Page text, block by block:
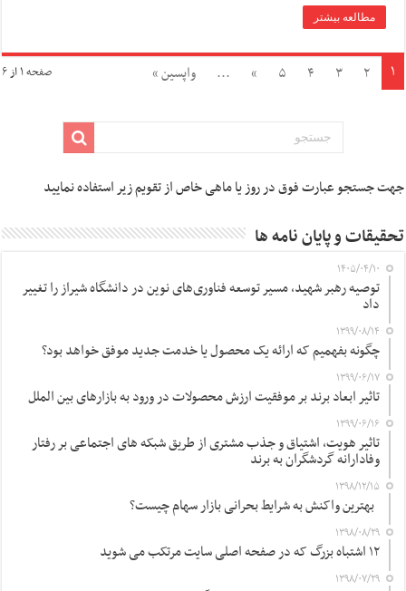
مطالعه بیشتر
صفحه ۱ از ۶ ۱ ۲ ۳ ۴ ۵ »
... واپسین »
جهت جستجو عبارت فوق در روز یا ماهی خاص از تقویم زیر استفاده نمایید
تحقیقات و پایان نامه ها
۱۴۰۵/۰۴/۱۰
توصیه رهبر شهید، مسیر توسعه فناوری‌های نوین در دانشگاه شیراز را تغییر
داد
۱۳۹۹/۰۸/۱۴
چگونه بفهمیم که ارائه یک محصول یا خدمت جدید موفق خواهد بود؟
۱۳۹۹/۰۶/۱۷
تاثیر ابعاد برند بر موفقیت ارزش محصولات در ورود به بازارهای بین الملل
۱۳۹۹/۰۶/۱۶
تاثیر هویت، اشتیاق و جذب مشتری از طریق شبکه های اجتماعی بر رفتار
وفادارانه گردشگران به برند
۱۳۹۸/۱۲/۱۵
بهترین واکنش به شرایط بحرانی بازار سهام چیست؟
۱۳۹۸/۰۸/۲۹
۱۲ اشتباه بزرگ که در صفحه اصلی سایت مرتکب می شوید
۱۳۹۸/۰۷/۲۹